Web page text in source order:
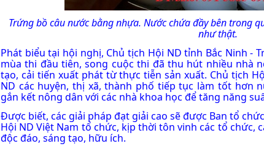
Trứng bồ câu nướcbằng nhựa. Nước chứa đầy bên trong
như thật.
Phát biểu tại hội nghị, Chủ tịch Hội ND tỉnh Bắc Ninh -
mùa thi đầu tiên, song cuộc thi đã thu hút nhiều nhà
tạo, cải tiến xuất phát từ thực tiễn sản xuất. Chủ tịch
ND các huyện, thị xã, thành phố tiếp tục làm tốt hơn
gắn kết nông dân với các nhà khoa học để tăng năng
Được biết, các giải pháp đạt giải cao sẽ được Ban tổ
Hội ND Việt Nam tổ chức, kịp thời tôn vinh các tổ chức,
độc đáo, sáng tạo, hữu ích.